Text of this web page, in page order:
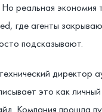
реальная экономия
где агенты
подсказывают.
директор
это как
Компания прошла